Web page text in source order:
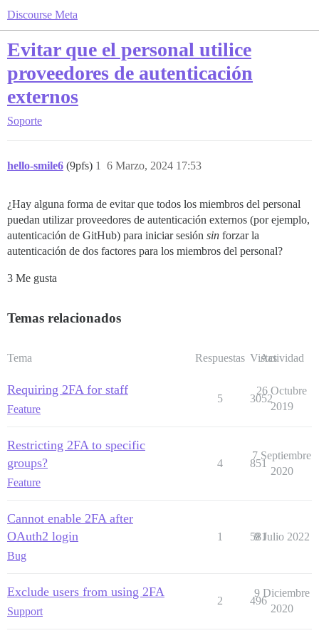
Discourse Meta
Evitar que el personal utilice
proveedores de autenticación
externos
Soporte
hello-smile6 (9pfs) 6 Marzo, 2024 17:53
1
¿Hay alguna forma de evitar que todos los miembros del personal
puedan utilizar proveedores de autenticación externos (por ejemplo,
autenticación de GitHub) para iniciar sesión sin forzar la
autenticación de dos factores para los miembros del personal?
3 Me gusta
Temas relacionados
Tema Respuestas Vistas
Actividad
Requiring 2FA for staff
Feature
5 3052
26 Octubre
2019
Restricting 2FA to specific
groups?
Feature
4 851
7 Septiembre
2020
Cannot enable 2FA after
OAuth2 login
Bug
1 581
9 Julio 2022
Exclude users from using 2FA
Support
2 496
9 Diciembre
2020